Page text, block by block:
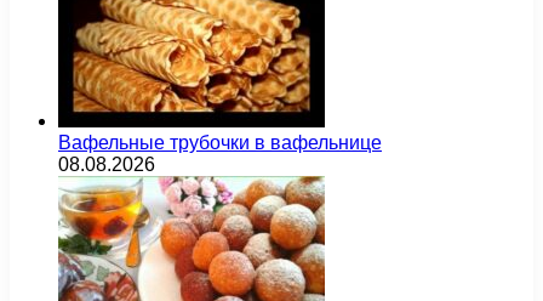
Вафельные трубочки в вафельнице
08.08.2026